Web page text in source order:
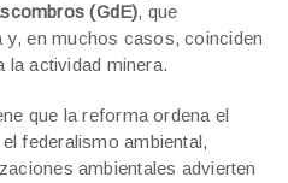
(GdE), que
y, en muchos casos, coinciden
la actividad minera.
que la reforma ordena el
federalismo ambiental,
ambientales advierten